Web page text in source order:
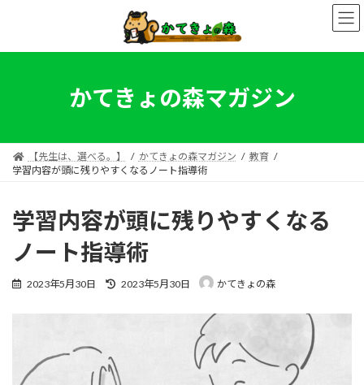
ン
ー
かてきょの森マガジン
【先生は、選べる。】 かてきょの森マガジン
教育
学習内容が頭に残りやすくなるノート指導術
学習内容が頭に残りやすくなる
ノート指導術
2023年5月30日
最
2023年5月30日 かてきょの森